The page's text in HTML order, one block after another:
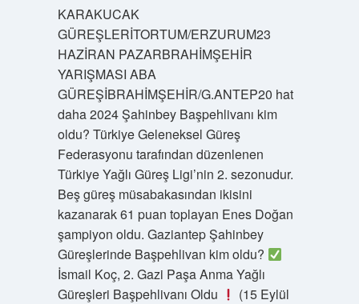
KARAKUCAK
GÜREŞLERİTORTUM/ERZURUM23
HAZİRAN PAZARBRAHİMŞEHİR
YARIŞMASI ABA
GÜREŞİBRAHİMŞEHİR/G.ANTEP20 hat
daha 2024 Şahinbey Başpehlivanı kim
oldu? Türkiye Geleneksel Güreş
Federasyonu tarafından düzenlenen
Türkiye Yağlı Güreş Ligi’nin 2. sezonudur.
Beş güreş müsabakasından ikisini
kazanarak 61 puan toplayan Enes Doğan
şampiyon oldu. Gaziantep Şahinbey
Güreşlerinde Başpehlivan kim oldu?
İsmail Koç, 2. Gazi Paşa Anma Yağlı
Güreşleri Başpehlivanı Oldu
(15 Eylül